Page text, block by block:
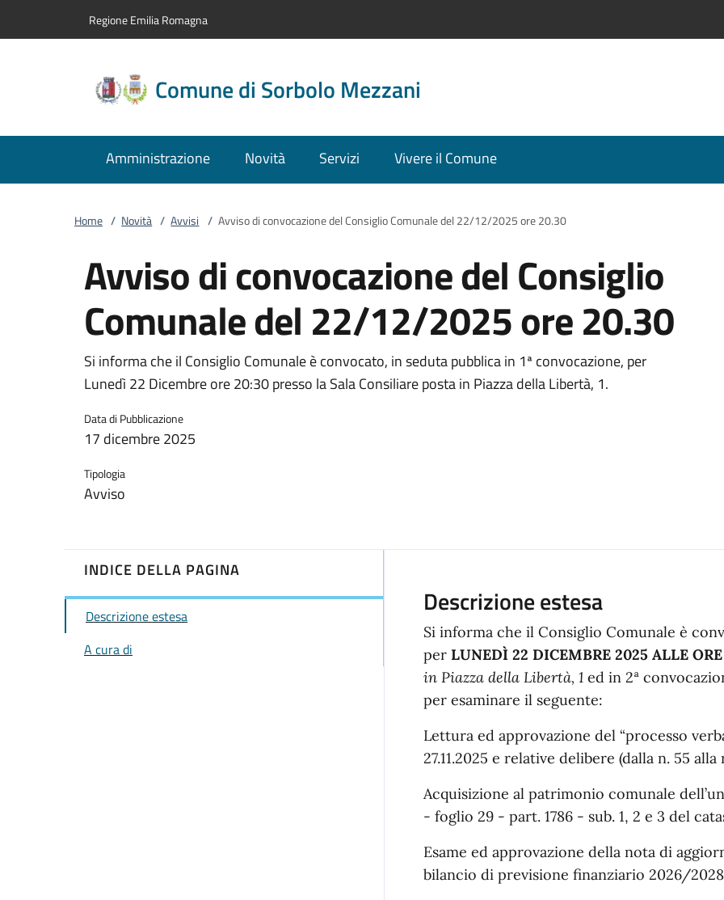
Regione Emilia Romagna
Comune di Sorbolo Mezzani
Amministrazione Novità Servizi Vivere il Comune
Home / Novità / Avvisi / Avviso di convocazione del Consiglio Comunale del 22/12/2025 ore 20.30
Avviso di convocazione del Consiglio
Comunale del 22/12/2025 ore 20.30
Si informa che il Consiglio Comunale è convocato, in seduta pubblica in 1ª convocazione, per
Lunedì 22 Dicembre ore 20:30 presso la Sala Consiliare posta in Piazza della Libertà, 1.
Data di Pubblicazione
17 dicembre 2025
Tipologia
Avviso
INDICE DELLA PAGINA
Descrizione estesa
A cura di
Descrizione estesa
Si informa che il Consiglio Comunale è
per LUNEDÌ 22 DICEMBRE 2025 ALLE
in Piazza della Libertà, 1ed in 2ª
per esaminare il seguente:
Lettura ed approvazione del “processo
27.11.2025 e relative delibere (dalla n. 55 alla
Acquisizione al patrimonio comunale
- foglio 29 - part. 1786 - sub. 1, 2 e 3 del
Esame ed approvazione della nota di
bilancio di previsione finanziario 2026/